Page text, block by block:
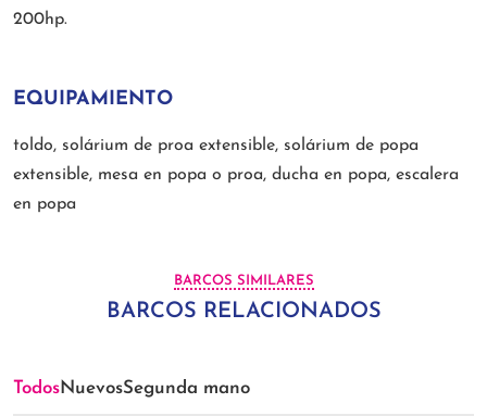
200hp.
EQUIPAMIENTO
toldo, solárium de proa extensible, solárium de popa
extensible, mesa en popa o proa, ducha en popa, escalera
en popa
BARCOS SIMILARES
BARCOS RELACIONADOS
TodosNuevosSegunda mano